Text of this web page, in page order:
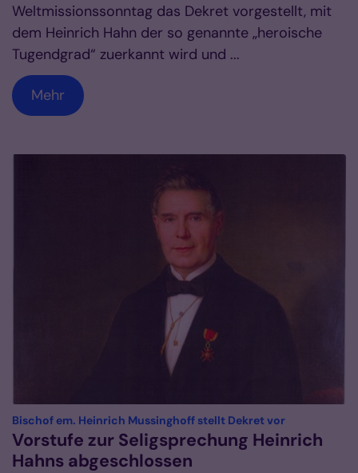
Weltmissionssonntag das Dekret vorgestellt, mit
dem Heinrich Hahn der so genannte „heroische
Tugendgrad“ zuerkannt wird und ...
Mehr
Bischof em. Heinrich Mussinghoff stellt Dekret vor:
Vorstufe zur Seligsprechung Heinrich
Hahns abgeschlossen